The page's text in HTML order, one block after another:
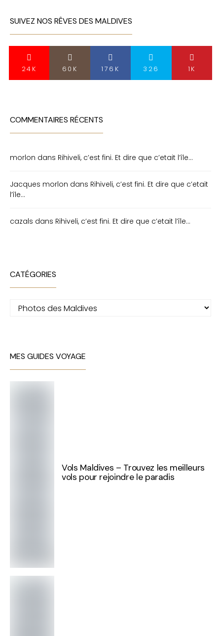
SUIVEZ NOS RÊVES DES MALDIVES
24K 60K 176K 326 1K
COMMENTAIRES RÉCENTS
morlon dans Rihiveli, c’est fini. Et dire que c’etait l’île…
Jacques morlon dans Rihiveli, c’est fini. Et dire que c’etait
l’île…
cazals dans Rihiveli, c’est fini. Et dire que c’etait l’île…
CATÉGORIES
Catégories
MES GUIDES VOYAGE
Vols Maldives – Trouvez les meilleurs
vols pour rejoindre le paradis